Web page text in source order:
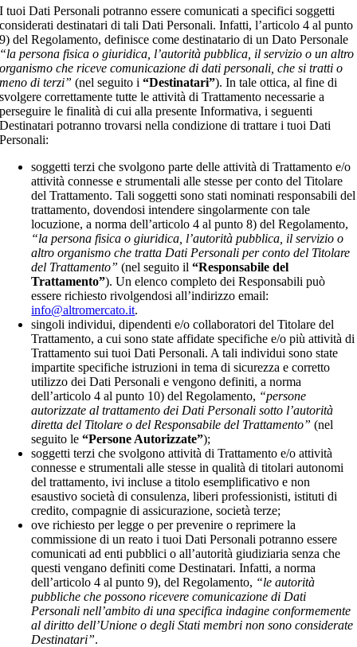
I tuoi Dati Personali potranno essere comunicati a specifici soggetti
considerati destinatari di tali Dati Personali. Infatti, l’articolo 4 al punto
9) del Regolamento, definisce come destinatario di un Dato Personale
“la persona fisica o giuridica, l’autorità pubblica, il servizio o un altro
organismo che riceve comunicazione di dati personali, che si tratti o
meno di terzi” (nel seguito i“Destinatari”). In tale ottica, al fine di
svolgere correttamente tutte le attività di Trattamento necessarie a
perseguire le finalità di cui alla presente Informativa, i seguenti
Destinatari potranno trovarsi nella condizione di trattare i tuoi Dati
Personali:
soggetti terzi che svolgono parte delle attività di Trattamento e/o
attività connesse e strumentali alle stesse per conto del Titolare
del Trattamento. Tali soggetti sono stati nominati responsabili del
trattamento, dovendosi intendere singolarmente con tale
locuzione, a norma dell’articolo 4 al punto 8) del Regolamento,
“la persona fisica o giuridica, l’autorità pubblica, il servizio o
altro organismo che tratta Dati Personali per conto del Titolare
del Trattamento” (nel seguito il“Responsabile del
Trattamento”). Un elenco completo dei Responsabili può
essere richiesto rivolgendosi all’indirizzo email:
info@altromercato.it.
singoli individui, dipendenti e/o collaboratori del Titolare del
Trattamento, a cui sono state affidate specifiche e/o più attività di
Trattamento sui tuoi Dati Personali. A tali individui sono state
impartite specifiche istruzioni in tema di sicurezza e corretto
utilizzo dei Dati Personali e vengono definiti, a norma
dell’articolo 4 al punto 10) del Regolamento, “persone
autorizzate al trattamento dei Dati Personali sotto l’autorità
diretta del Titolare o del Responsabile del Trattamento” (nel
seguito le“Persone Autorizzate”);
soggetti terzi che svolgono attività di Trattamento e/o attività
connesse e strumentali alle stesse in qualità di titolari autonomi
del trattamento, ivi incluse a titolo esemplificativo e non
esaustivo società di consulenza, liberi professionisti, istituti di
credito, compagnie di assicurazione, società terze;
ove richiesto per legge o per prevenire o reprimere la
commissione di un reato i tuoi Dati Personali potranno essere
comunicati ad enti pubblici o all’autorità giudiziaria senza che
questi vengano definiti come Destinatari. Infatti, a norma
dell’articolo 4 al punto 9), del Regolamento, “le autorità
pubbliche che possono ricevere comunicazione di Dati
Personali nell’ambito di una specifica indagine conformemente
al diritto dell’Unione o degli Stati membri non sono considerate
Destinatari”.